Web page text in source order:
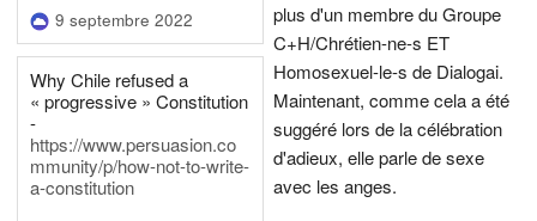
9 septembre 2022
Why Chile refused a
« progressive » Constitution
-
https://www.persuasion.co
mmunity/p/how-not-to-write-
a-constitution
plus d'un membre du Groupe
C+H/Chrétien-ne-s ET
Homosexuel-le-s de Dialogai.
Maintenant, comme cela a été
suggéré lors de la célébration
d'adieux, elle parle de sexe
avec les anges.